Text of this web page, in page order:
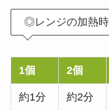
◎レンジの加熱時
1個 2個
約1分 約2分